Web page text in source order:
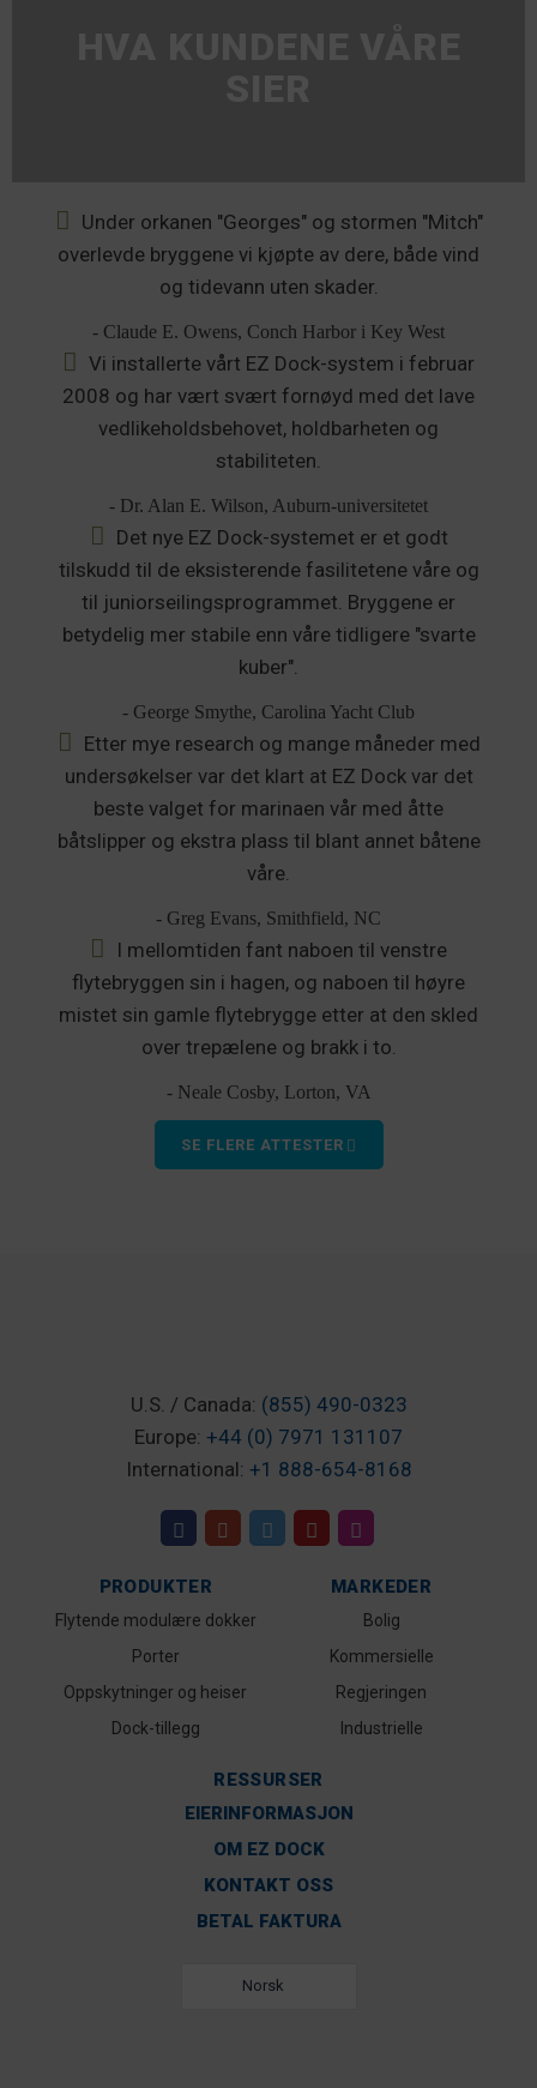
Under orkanen "Georges" og stormen "Mitch"
overlevde bryggene vi kjøpte av dere, både vind
og tidevann uten skader.
- Claude E. Owens, Conch Harbor i Key West
Vi installerte vårt EZ Dock-system i februar
2008 og har vært svært fornøyd med det lave
vedlikeholdsbehovet, holdbarheten og
stabiliteten.
- Dr. Alan E. Wilson, Auburn-universitetet
Det nye EZ Dock-systemet er et godt
tilskudd til de eksisterende fasilitetene våre og
til juniorseilingsprogrammet. Bryggene er
betydelig mer stabile enn våre tidligere "svarte
kuber".
- George Smythe, Carolina Yacht Club
Etter mye research og mange måneder med
undersøkelser var det klart at EZ Dock var det
beste valget for marinaen vår med åtte
båtslipper og ekstra plass til blant annet båtene
våre.
- Greg Evans, Smithfield, NC
I mellomtiden fant naboen til venstre
flytebryggen sin i hagen, og naboen til høyre
mistet sin gamle flytebrygge etter at den skled
over trepælene og brakk i to.
- Neale Cosby, Lorton, VA
SE FLERE ATTESTER
U.S. / Canada: (855) 490-0323
Europe: +44 (0) 7971 131107
International: +1 888-654-8168
PRODUKTER
Flytende modulære dokker
Porter
Oppskytninger og heiser
Dock-tillegg
MARKEDER
Bolig
Kommersielle
Regjeringen
Industrielle
RESSURSER
EIERINFORMASJON
OM EZ DOCK
KONTAKT OSS
BETAL FAKTURA
Norsk